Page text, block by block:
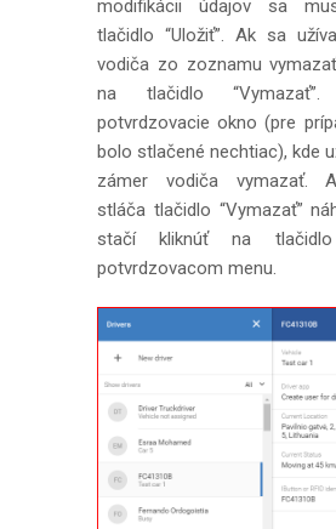
modifikácii údajov sa
tlačidlo “Uložiť”. Ak sa
vodiča zo zoznamu
na tlačidlo
potvrdzovacie okno (pre
bolo stlačené nechtiac), kde
zámer vodiča vymazať.
stláča tlačidlo “Vymazať”
stačí kliknúť na
potvrdzovacom menu.